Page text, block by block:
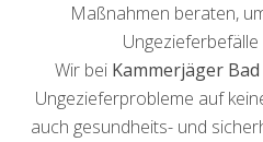
Maßnahmen beraten,
Wir bei Kammerjäger
Ungezieferprobleme auf
auch gesundheits- und